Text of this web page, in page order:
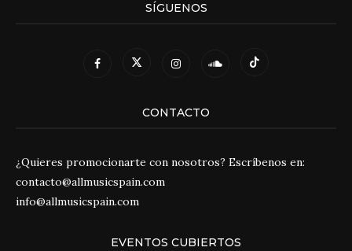
SÍGUENOS
CONTACTO
¿Quieres promocionarte con nosotros? Escríbenos en:
contacto@allmusicspain.com
info@allmusicspain.com
EVENTOS CUBIERTOS